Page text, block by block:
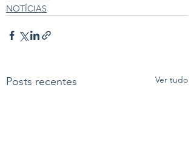
NOTÍCIAS
Posts recentes Ver tudo